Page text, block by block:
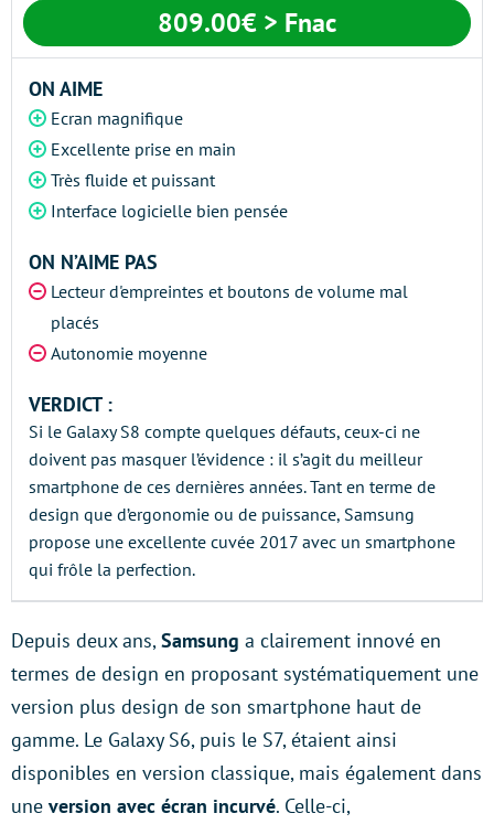
809.00€ > Fnac
ON AIME
Ecran magnifique
Excellente prise en main
Très fluide et puissant
Interface logicielle bien pensée
ON N’AIME PAS
Lecteur d'empreintes et boutons de volume mal
placés
Autonomie moyenne
VERDICT :
Si le Galaxy S8 compte quelques défauts, ceux-ci ne
doivent pas masquer l’évidence : il s’agit du meilleur
smartphone de ces dernières années. Tant en terme de
design que d’ergonomie ou de puissance, Samsung
propose une excellente cuvée 2017 avec un smartphone
qui frôle la perfection.
Depuis deux ans,Samsung a clairement innové en
termes de design en proposant systématiquement une
version plus design de son smartphone haut de
gamme. Le Galaxy S6, puis le S7, étaient ainsi
disponibles en version classique, mais également dans
une version avec écran incurvé. Celle-ci,